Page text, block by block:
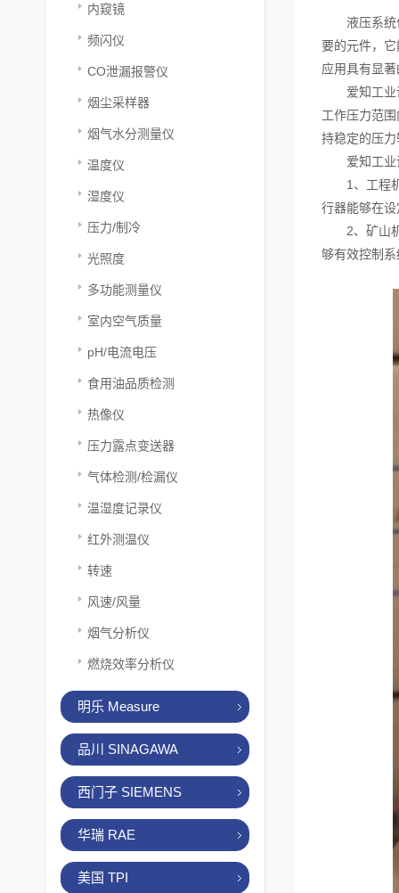
内窥镜
频闪仪
CO泄漏报警仪
烟尘采样器
烟气水分测量仪
温度仪
湿度仪
压力/制冷
光照度
多功能测量仪
室内空气质量
pH/电流电压
食用油品质检测
热像仪
压力露点变送器
气体检测/检漏仪
温湿度记录仪
红外测温仪
转速
风速/风量
烟气分析仪
燃烧效率分析仪
明乐 Measure
品川 SINAGAWA
西门子 SIEMENS
华瑞 RAE
美国 TPI
液压系统作
要的元件，
应用具有显
爱知工业调
工作压力范
持稳定的压
爱知工业调
1、工程机
行器能够在
2、矿山机
够有效控制